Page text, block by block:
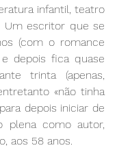
infantil, teatro
Um escritor que se
(com o romance
depois fica quase
trinta (apenas,
«não tinha
depois iniciar de
plena como autor,
aos 58 anos.